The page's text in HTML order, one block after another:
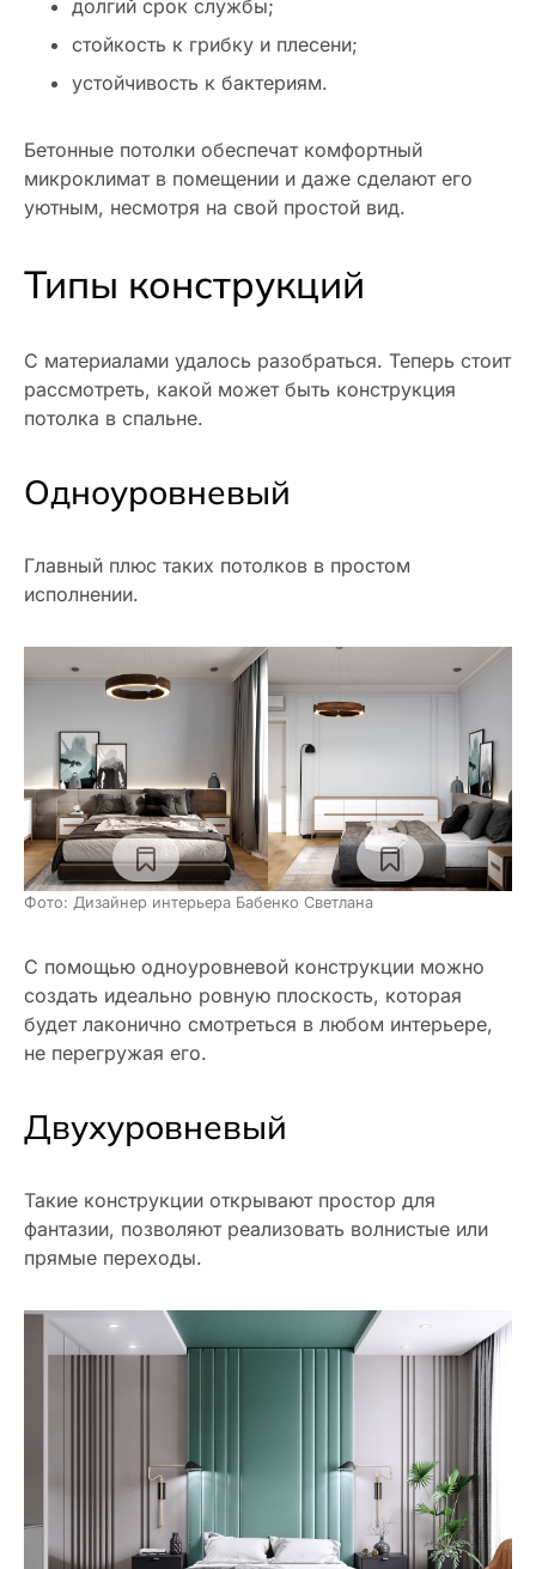
долгий срок службы;
стойкость к грибку и плесени;
устойчивость к бактериям.
Бетонные потолки обеспечат комфортный
микроклимат в помещении и даже сделают его
уютным, несмотря на свой простой вид.
Типы конструкций
С материалами удалось разобраться. Теперь стоит
рассмотреть, какой может быть конструкция
потолка в спальне.
Одноуровневый
Главный плюс таких потолков в простом
исполнении.
Фото: Дизайнер интерьера Бабенко Светлана
С помощью одноуровневой конструкции можно
создать идеально ровную плоскость, которая
будет лаконично смотреться в любом интерьере,
не перегружая его.
Двухуровневый
Такие конструкции открывают простор для
фантазии, позволяют реализовать волнистые или
прямые переходы.